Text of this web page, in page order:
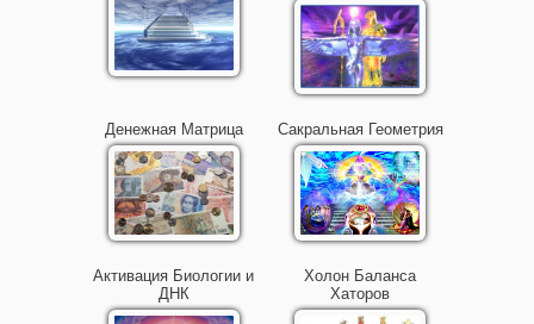
Денежная Матрица Сакральная Геометрия
Активация Биологии и
ДНК
Холон Баланса
Хаторов